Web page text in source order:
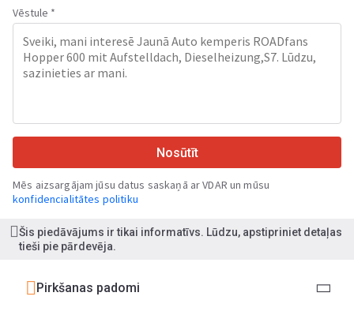
Vēstule *
Nosūtīt
Mēs aizsargājam jūsu datus saskaņā ar VDAR un mūsu
konfidencialitātes politiku
Šis piedāvājums ir tikai informatīvs. Lūdzu, apstipriniet detaļas
tieši pie pārdevēja.
Pirkšanas padomi